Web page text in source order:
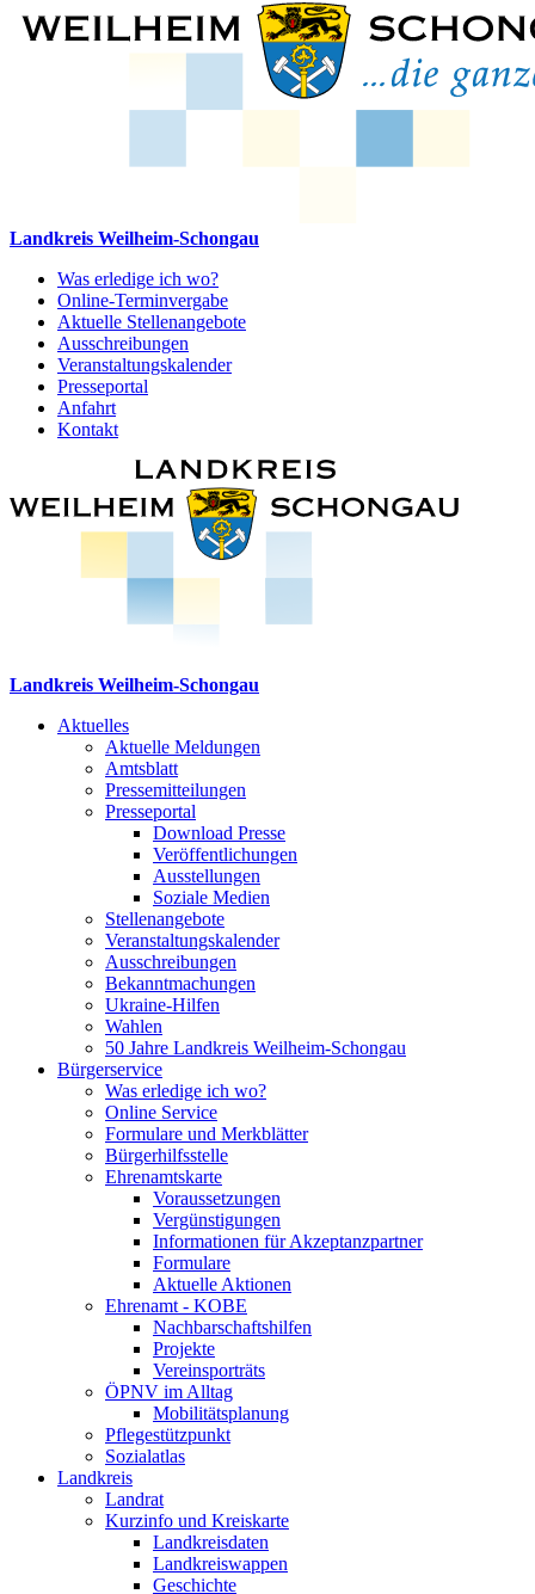
Landkreis Weilheim-Schongau
Was erledige ich wo?
Online-Terminvergabe
Aktuelle Stellenangebote
Ausschreibungen
Veranstaltungskalender
Presseportal
Anfahrt
Kontakt
Landkreis Weilheim-Schongau
Aktuelles
Aktuelle Meldungen
Amtsblatt
Pressemitteilungen
Presseportal
Download Presse
Veröffentlichungen
Ausstellungen
Soziale Medien
Stellenangebote
Veranstaltungskalender
Ausschreibungen
Bekanntmachungen
Ukraine-Hilfen
Wahlen
50 Jahre Landkreis Weilheim-Schongau
Bürgerservice
Was erledige ich wo?
Online Service
Formulare und Merkblätter
Bürgerhilfsstelle
Ehrenamtskarte
Voraussetzungen
Vergünstigungen
Informationen für Akzeptanzpartner
Formulare
Aktuelle Aktionen
Ehrenamt - KOBE
Nachbarschaftshilfen
Projekte
Vereinsporträts
ÖPNV im Alltag
Mobilitätsplanung
Pflegestützpunkt
Sozialatlas
Landkreis
Landrat
Kurzinfo und Kreiskarte
Landkreisdaten
Landkreiswappen
Geschichte